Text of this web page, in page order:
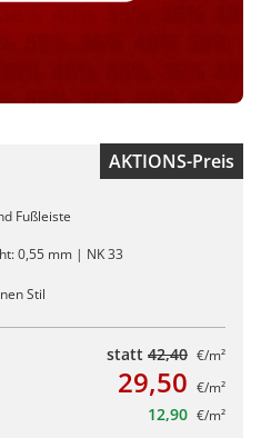
AKTIONS-Preis
Fußleiste
0,55 mm | NK 33
Stil
statt 42,40 €/m²
29,50 €/m²
12,90 €/m²